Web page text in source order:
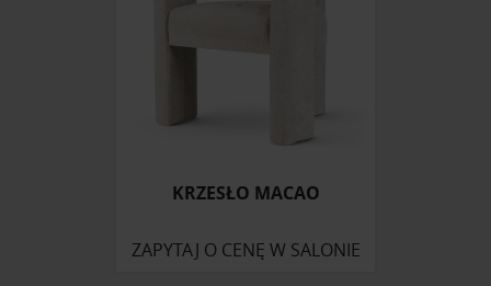
społecznościowym, reklamowym i analitycznym.
KRZESŁO MACAO
ZAPYTAJ O CENĘ W SALONIE